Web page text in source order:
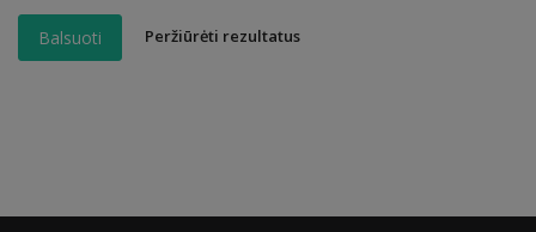
Balsuoti Peržiūrėti rezultatus